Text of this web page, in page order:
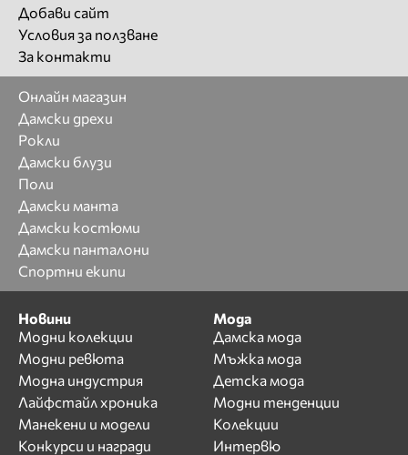
Добави сайт
Условия за ползване
За контакти
Онлайн магазин
Дамски дрехи
Рокли
Дамски блузи
Поли
Дамски манта
Дамски костюми
Дамски панталони
Спортни екипи
Новини
Модни колекции
Модни ревюта
Модна индустрия
Лайфстайл хроника
Манекени и модели
Конкурси и награди
Мода
Дамска мода
Мъжка мода
Детска мода
Модни тенденции
Колекции
Интервю